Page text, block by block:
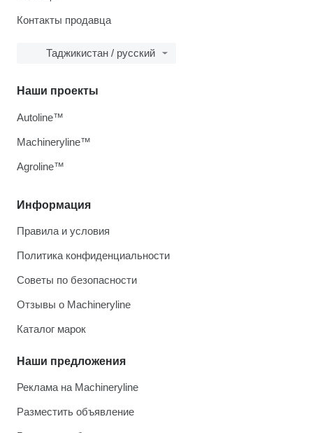
Контакты продавца
Таджикистан / русский
Информация
Правила и условия
Политика конфиденциальности
Советы по безопасности
Отзывы о Machineryline
Каталог марок
Наши предложения
Реклама на Machineryline
Разместить объявление
Наши проекты
Autoline™
Machineryline™
Agroline™